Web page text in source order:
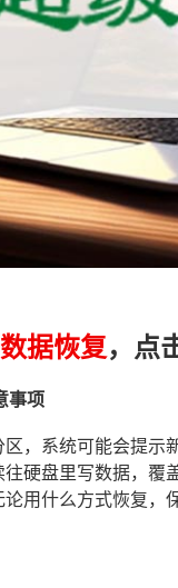
据恢复，点
事项
，系统可能会提
硬盘里写数据，
用什么方式恢复